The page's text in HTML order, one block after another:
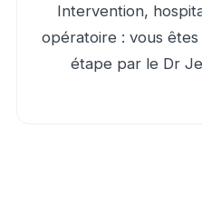
Intervention,
opératoire : vous
étape par le Dr